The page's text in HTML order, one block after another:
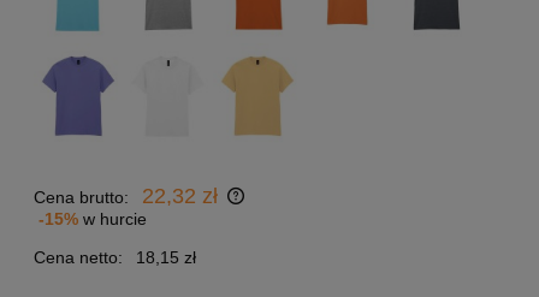
Cena brutto: 22,32 zł
-15% w hurcie
Cena netto:
18,15 zł